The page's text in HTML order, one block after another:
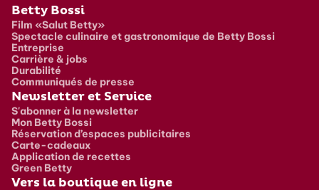
Pied de page
Betty Bossi
Film «Salut Betty»
Spectacle culinaire et gastronomique de Betty Bossi
Entreprise
Carrière & jobs
Durabilité
Communiqués de presse
Newsletter et Service
S'abonner à la newsletter
Mon Betty Bossi
Réservation d’espaces publicitaires
Carte-cadeaux
Application de recettes
Green Betty
Vers la boutique en ligne